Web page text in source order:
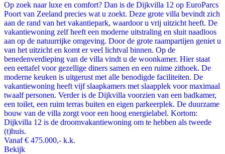
Op zoek naar luxe en comfort? Dan is de Dijkvilla 12 op EuroParcs
Poort van Zeeland precies wat u zoekt. Deze grote villa bevindt zich
aan de rand van het vakantiepark, waardoor u vrij uitzicht heeft. De
vakantiewoning zelf heeft een moderne uitstraling en sluit naadloos
aan op de natuurrijke omgeving. Door de grote raampartijen geniet u
van het uitzicht en komt er veel lichtval binnen. Op de
benedenverdieping van de villa vindt u de woonkamer. Hier staat
een eettafel voor gezellige diners samen en een ruime zithoek. De
moderne keuken is uitgerust met alle benodigde faciliteiten. De
vakantiewoning heeft vijf slaapkamers met slaapplek voor maximaal
twaalf personen. Verder is de Dijkvilla voorzien van een badkamer,
een toilet, een ruim terras buiten en eigen parkeerplek. De duurzame
bouw van de villa zorgt voor een hoog energielabel. Kortom:
Dijkvilla 12 is de droomvakantiewoning om te hebben als tweede
(t)huis.
Vanaf € 475.000,- k.k.
Bekijk